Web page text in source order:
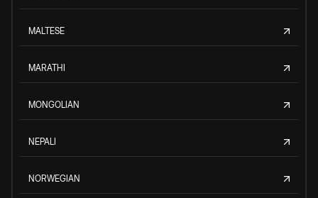
MALTESE
MARATHI
MONGOLIAN
NEPALI
NORWEGIAN